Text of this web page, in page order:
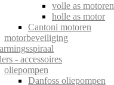
volle as motoren
holle as motor
Cantoni motoren
motorbeveiliging
- accessoires
oliepompen
Danfoss oliepompen